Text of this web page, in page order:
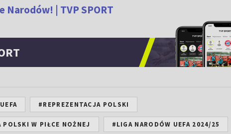
Narodów! | TVP SPORT
#REPREZENTACJA POLSKI
POLSKI W PIŁCE NOŻNEJ #LIGA NARODÓW UEFA 2024/25